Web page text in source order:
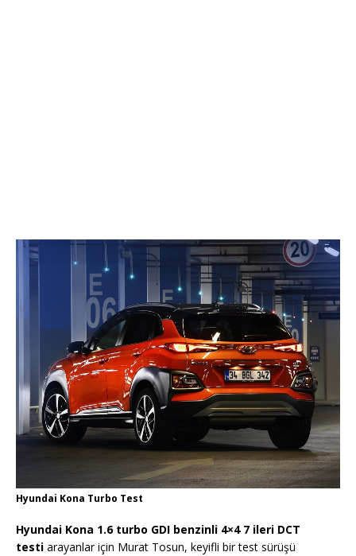
Hyundai Kona Turbo Test
Hyundai Kona 1.6 turbo GDI benzinli 4×4 7 ileri DCT
testi arayanlar için Murat Tosun, keyifli bir test sürüşü